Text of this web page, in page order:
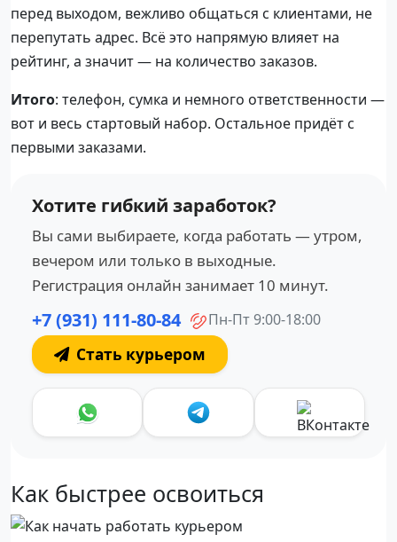
перед выходом, вежливо общаться с клиентами, не
перепутать адрес. Всё это напрямую влияет на
рейтинг, а значит — на количество заказов.
Итого: телефон, сумка и немного ответственности —
вот и весь стартовый набор. Остальное придёт с
первыми заказами.
Хотите гибкий заработок?
Вы сами выбираете, когда работать — утром,
вечером или только в выходные.
Регистрация онлайн занимает 10 минут.
+7 (931) 111-80-84 Пн-Пт 9:00-18:00
Стать курьером
Как быстрее освоиться